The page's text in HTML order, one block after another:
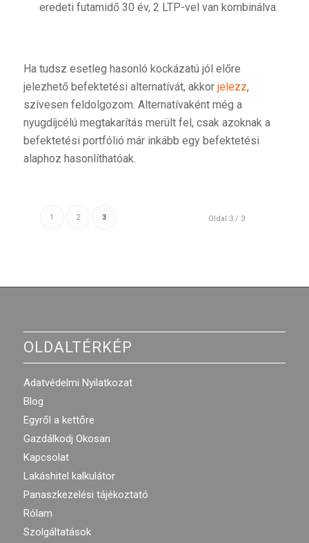
eredeti futamidő 30 év, 2 LTP-vel van kombinálva.
Ha tudsz esetleg hasonló kockázatú jól előre
jelezhető befektetési alternatívát, akkor jelezz,
szívesen feldolgozom. Alternatívaként még a
nyugdíjcélú megtakarítás merült fel, csak azoknak a
befektetési portfólió már inkább egy befektetési
alaphoz hasonlíthatóak.
Oldal 3 / 3
1 2 3
OLDALTÉRKÉP
Adatvédelmi Nyilatkozat
Blog
Egyről a kettőre
Gazdálkodj Okosan
Kapcsolat
Lakáshitel kalkulátor
Panaszkezelési tájékoztató
Rólam
Szolgáltatások